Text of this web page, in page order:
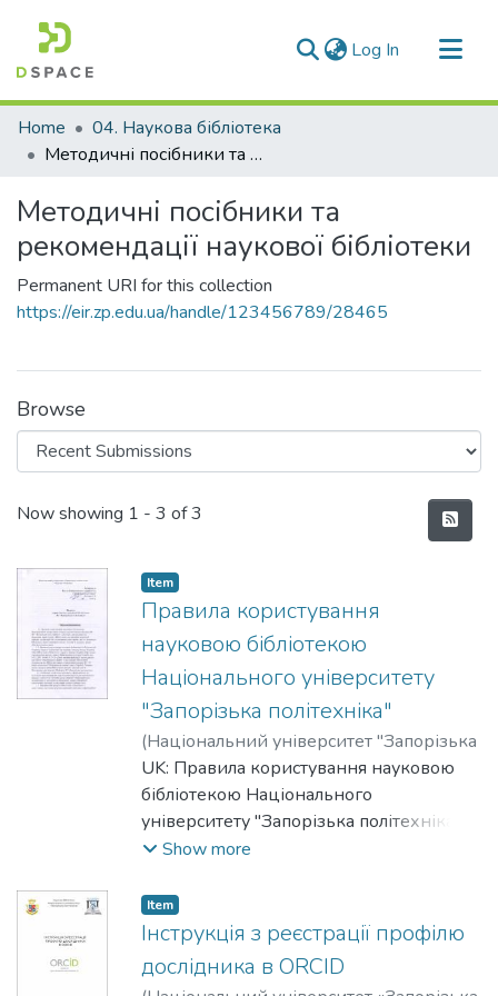
Log In (current)
Communities & Collections
All of DSpace
Home
04. Наукова бібліотека
Методичні посібники та рекомендації наукової бібліотеки
Методичні посібники та
рекомендації наукової бібліотеки
Permanent URI for this collection
https://eir.zp.edu.ua/handle/123456789/28465
Browse
Recent Submissions
Now showing 1 - 3 of 3
Item
Правила користування
науковою бібліотекою
Національного університету
"Запорізька політехніка"
(Національний університет "Запорізька
політехніка", 2019)
UK: Правила користування науковою
бібліотекою Національного
університету "Запорізька політехніка" -
документ, що регламентує відносини
загальний порядок організації
обслуговування користувачів, доступ до
фондів бібліотеки, перелік основних
послуг і умови їх надання, права і
Show more
Item
Інструкція з реєстрації профілю
дослідника в ORCID